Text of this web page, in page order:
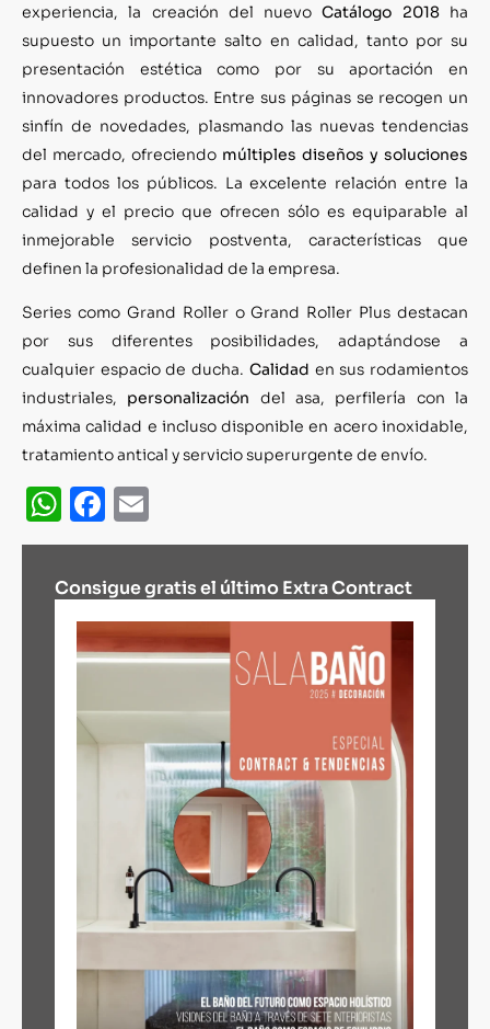
experiencia, la creación del nuevoCatálogo 2018ha
supuesto un importante salto en calidad, tanto por su
presentación estética como por su aportación en
innovadores productos. Entre sus páginas se recogen un
sinfín de novedades, plasmando las nuevas tendencias
del mercado, ofreciendo múltiples diseños y soluciones
para todos los públicos. La excelente relación entre la
calidad y el precio que ofrecen sólo es equiparable al
inmejorable servicio postventa, características que
definen la profesionalidad de la empresa.
Series como Grand Roller o Grand Roller Plus destacan
por sus diferentes posibilidades, adaptándose a
cualquier espacio de ducha. Calidad en sus rodamientos
industriales, personalización del asa, perfilería con la
máxima calidad e incluso disponible en acero inoxidable,
tratamiento antical y servicio superurgente de envío.
WhatsApp
Facebook
Consigue gratis el último Extra Contract